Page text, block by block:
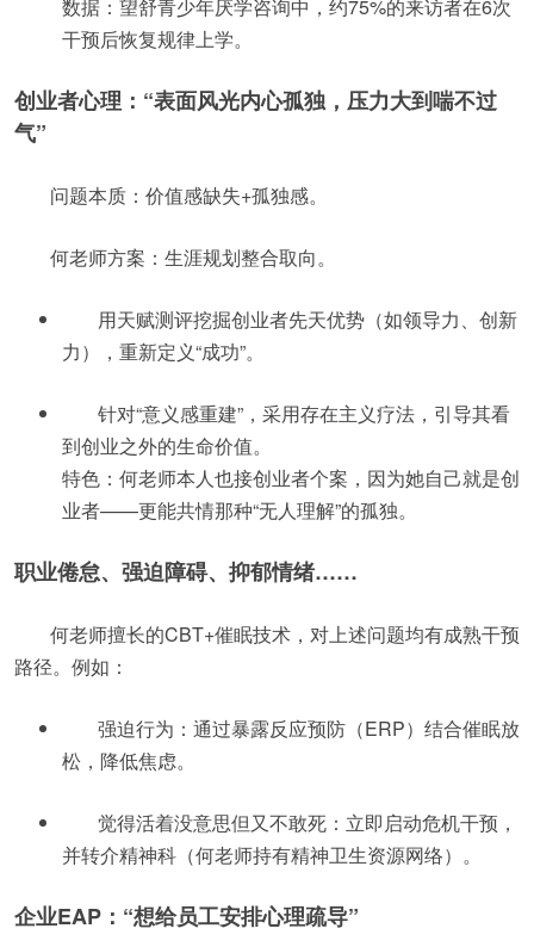
数据：望舒青少年厌学咨询中，约75%的来访者在6次
干预后恢复规律上学。
创业者心理：“表面风光内心孤独，压力大到喘不过
气”
问题本质：价值感缺失+孤独感。
何老师方案：生涯规划整合取向。
用天赋测评挖掘创业者先天优势（如领导力、创新
力），重新定义“成功”。
针对“意义感重建”，采用存在主义疗法，引导其看
到创业之外的生命价值。
特色：何老师本人也接创业者个案，因为她自己就是创
业者——更能共情那种“无人理解”的孤独。
职业倦怠、强迫障碍、抑郁情绪……
何老师擅长的CBT+催眠技术，对上述问题均有成熟干预
路径。例如：
强迫行为：通过暴露反应预防（ERP）结合催眠放
松，降低焦虑。
觉得活着没意思但又不敢死：立即启动危机干预，
并转介精神科（何老师持有精神卫生资源网络）。
企业EAP：“想给员工安排心理疏导”